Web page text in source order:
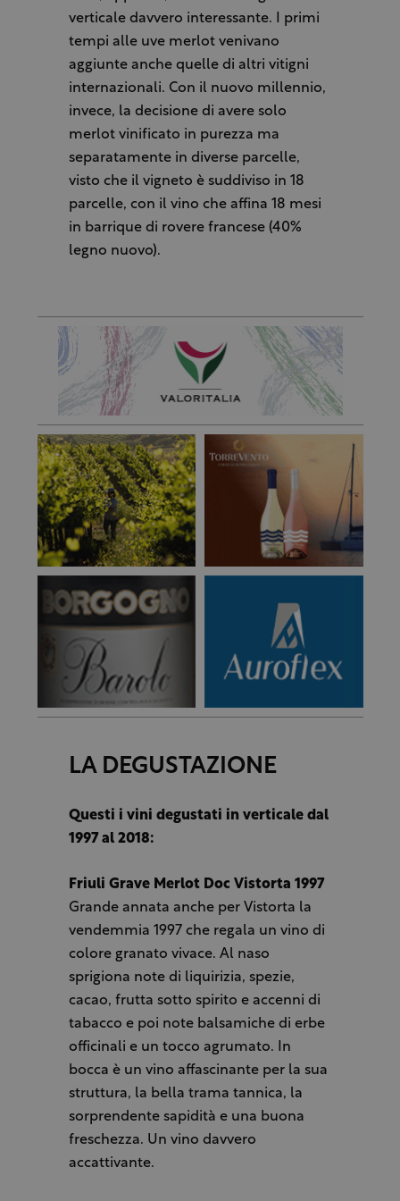
verticale davvero interessante. I primi
tempi alle uve merlot venivano
aggiunte anche quelle di altri vitigni
internazionali. Con il nuovo millennio,
invece, la decisione di avere solo
merlot vinificato in purezza ma
separatamente in diverse parcelle,
visto che il vigneto è suddiviso in 18
parcelle, con il vino che affina 18 mesi
in barrique di rovere francese (40%
legno nuovo).
LA DEGUSTAZIONE
Questi i vini degustati in verticale dal
1997 al 2018:
Friuli Grave Merlot Doc Vistorta 1997
Grande annata anche per Vistorta la
vendemmia 1997 che regala un vino di
colore granato vivace. Al naso
sprigiona note di liquirizia, spezie,
cacao, frutta sotto spirito e accenni di
tabacco e poi note balsamiche di erbe
officinali e un tocco agrumato. In
bocca è un vino affascinante per la sua
struttura, la bella trama tannica, la
sorprendente sapidità e una buona
freschezza. Un vino davvero
accattivante.